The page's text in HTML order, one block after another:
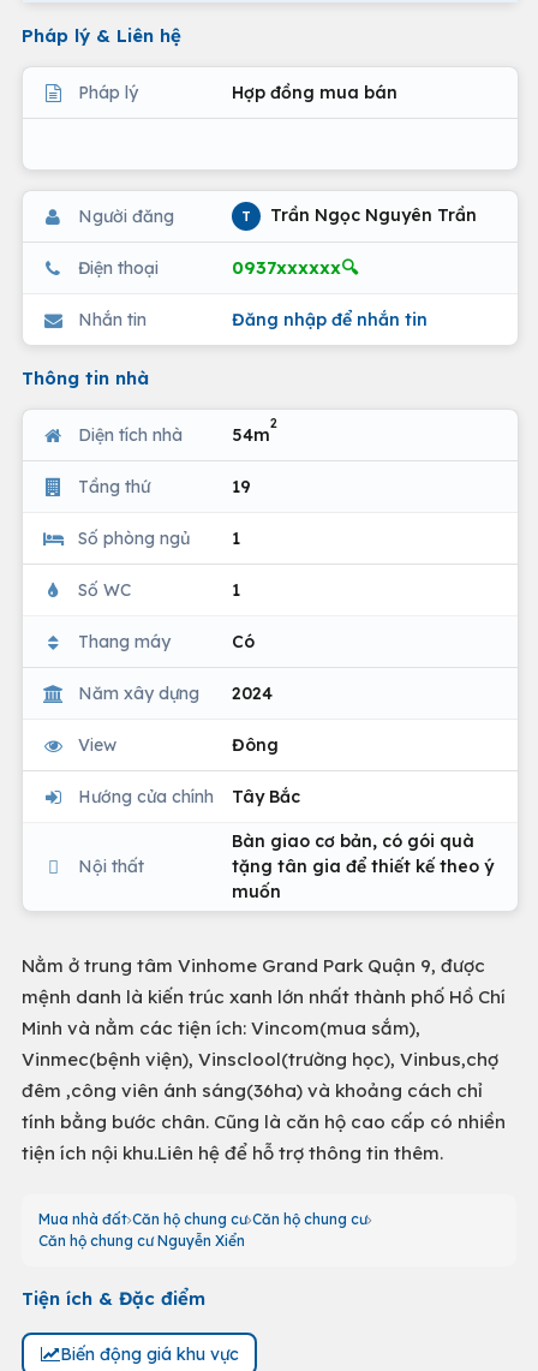
Pháp lý & Liên hệ
Pháp lý Hợp đồng mua bán
Người đăng T Trần Ngọc Nguyên Trần
Điện thoại 0937xxxxxx🔍
Nhắn tin Đăng nhập để nhắn tin
Thông tin nhà
Diện tích nhà 54m
2
Tầng thứ 19
Số phòng ngủ 1
Số WC 1
Thang máy Có
Năm xây dựng 2024
View Đông
Hướng cửa chính Tây Bắc
Nội thất
Bàn giao cơ bản, có gói quà
tặng tân gia để thiết kế theo ý
muốn
Nằm ở trung tâm Vinhome Grand Park Quận 9, được
mệnh danh là kiến trúc xanh lớn nhất thành phố Hồ Chí
Minh và nằm các tiện ích: Vincom(mua sắm),
Vinmec(bệnh viện), Vinsclool(trường học), Vinbus,chợ
đêm ,công viên ánh sáng(36ha) và khoảng cách chỉ
tính bằng bước chân. Cũng là căn hộ cao cấp có nhiền
tiện ích nội khu.Liên hệ để hỗ trợ thông tin thêm.
Mua nhà đất Căn hộ chung cư Căn hộ chung cư
Căn hộ chung cư Nguyễn Xiển
Tiện ích & Đặc điểm
Biến động giá khu vực